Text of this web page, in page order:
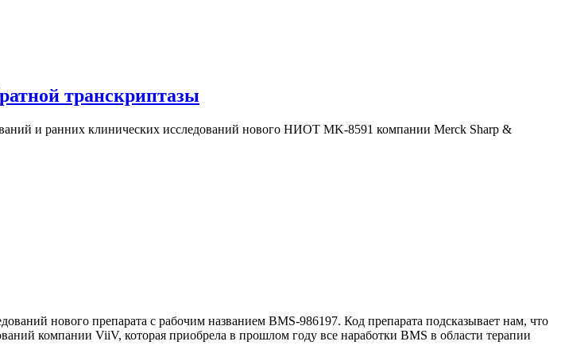
транскриптазы
и ранних клинических исследований нового НИОТ MK-8591 компании Merck Sharp &
нового препарата с рабочим названием BMS-986197. Код препарата подсказывает нам, что
компании ViiV, которая приобрела в прошлом году все наработки BMS в области терапии